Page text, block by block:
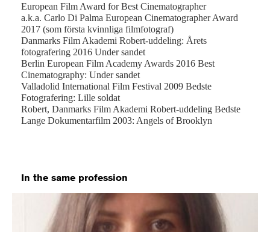
European Film Award for Best Cinematographer
a.k.a. Carlo Di Palma European Cinematographer Award
2017 (som första kvinnliga filmfotograf)
Danmarks Film Akademi Robert-uddeling: Årets
fotografering 2016 Under sandet
Berlin European Film Academy Awards 2016 Best
Cinematography: Under sandet
Valladolid International Film Festival 2009 Bedste
Fotografering: Lille soldat
Robert, Danmarks Film Akademi Robert-uddeling Bedste
Lange Dokumentarfilm 2003: Angels of Brooklyn
In the same profession